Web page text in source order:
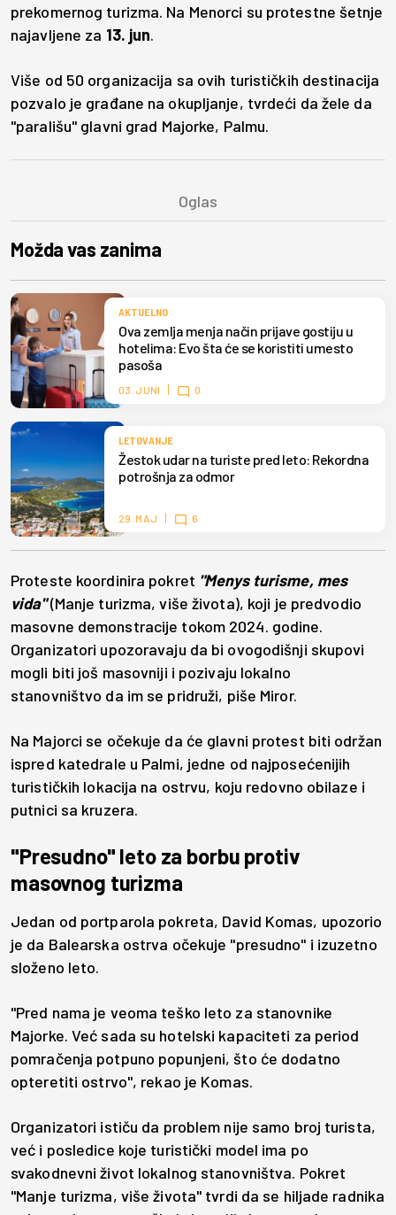
prekomernog turizma. Na Menorci su protestne šetnje
najavljene za 13. jun.
Više od 50 organizacija sa ovih turističkih destinacija
pozvalo je građane na okupljanje, tvrdeći da žele da
"parališu" glavni grad Majorke, Palmu.
Možda vas zanima
AKTUELNO
Ova zemlja menja način prijave gostiju u
hotelima: Evo šta će se koristiti umesto
pasoša
03. JUNI 0
LETOVANJE
Žestok udar na turiste pred leto: Rekordna
potrošnja za odmor
29. MAJ 6
Proteste koordinira pokret "Menys turisme, mes
vida"(Manje turizma, više života), koji je predvodio
masovne demonstracije tokom 2024. godine.
Organizatori upozoravaju da bi ovogodišnji skupovi
mogli biti još masovniji i pozivaju lokalno
stanovništvo da im se pridruži, piše Miror.
Na Majorci se očekuje da će glavni protest biti održan
ispred katedrale u Palmi, jedne od najposećenijih
turističkih lokacija na ostrvu, koju redovno obilaze i
putnici sa kruzera.
"Presudno" leto za borbu protiv
masovnog turizma
Jedan od portparola pokreta, David Komas, upozorio
je da Balearska ostrva očekuje "presudno" i izuzetno
složeno leto.
"Pred nama je veoma teško leto za stanovnike
Majorke. Već sada su hotelski kapaciteti za period
pomračenja potpuno popunjeni, što će dodatno
opteretiti ostrvo", rekao je Komas.
Organizatori ističu da problem nije samo broj turista,
već i posledice koje turistički model ima po
svakodnevni život lokalnog stanovništva. Pokret
"Manje turizma, više života" tvrdi da se hiljade radnika